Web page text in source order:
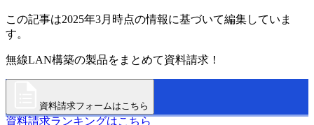
この記事は2025年3月時点の情報に基づいて編集していま
す。
無線LAN構築の製品をまとめて資料請求！
資料請求フォームはこちら
資料請求ランキングはこちら